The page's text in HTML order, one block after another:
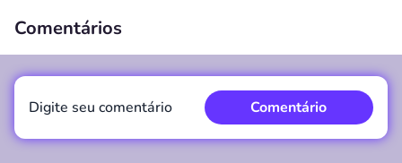
Comentários
Digite seu comentário Comentário